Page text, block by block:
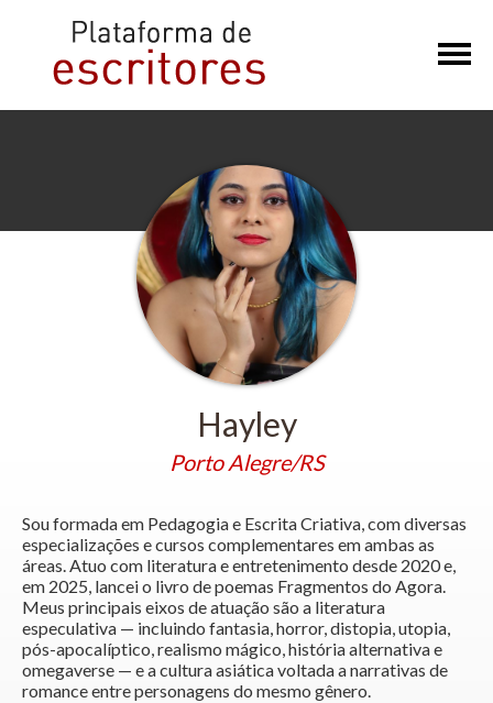
×
Hayley
Porto Alegre/RS
Sou formada em Pedagogia e Escrita Criativa, com diversas
especializações e cursos complementares em ambas as
áreas. Atuo com literatura e entretenimento desde 2020 e,
em 2025, lancei o livro de poemas Fragmentos do Agora.
Meus principais eixos de atuação são a literatura
especulativa — incluindo fantasia, horror, distopia, utopia,
pós-apocalíptico, realismo mágico, história alternativa e
omegaverse — e a cultura asiática voltada a narrativas de
romance entre personagens do mesmo gênero.